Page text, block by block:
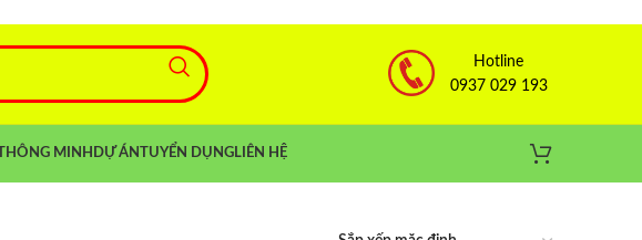
Hotline
0937 029 193
MINH DỰ ÁNTUYỂN DỤNGLIÊN HỆ